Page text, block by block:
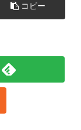
コピー